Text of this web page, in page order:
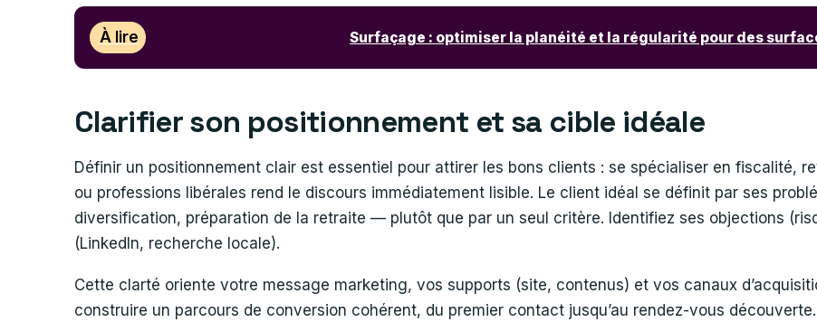
À lire Surfaçage : optimiser la planéité et la régularité pour des
Clarifier son positionnement et sa cible idéale
Définir un positionnement clair est essentiel pour attirer les bons clients : se spécialiser en fiscalité,
ou professions libérales rend le discours immédiatement lisible. Le client idéal se définit par ses
diversification, préparation de la retraite — plutôt que par un seul critère. Identifiez ses objections
(LinkedIn, recherche locale).
Cette clarté oriente votre message marketing, vos supports (site, contenus) et vos canaux
construire un parcours de conversion cohérent, du premier contact jusqu’au rendez-vous découverte.